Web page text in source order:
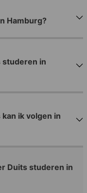
Hamburg?
studeren in
ik volgen in
Duits studeren in